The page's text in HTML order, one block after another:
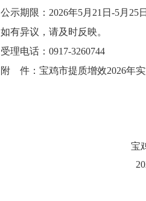
公示期限：2026年5月21日-5月25日
如有异议，请及时反映。
受理电话：0917-3260744
附 件：宝鸡市提质增效2026年
宝鸡市商
2026年5月